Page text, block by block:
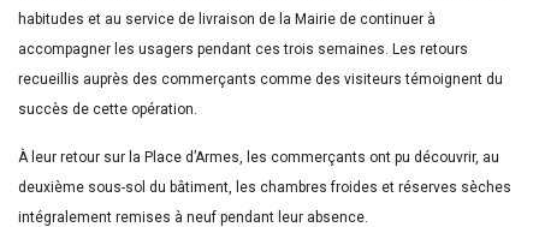
habitudes et au service de livraison de la Mairie de continuer à
accompagner les usagers pendant ces trois semaines. Les retours
recueillis auprès des commerçants comme des visiteurs témoignent du
succès de cette opération.
À leur retour sur la Place d’Armes, les commerçants ont pu découvrir, au
deuxième sous-sol du bâtiment, les chambres froides et réserves sèches
intégralement remises à neuf pendant leur absence.